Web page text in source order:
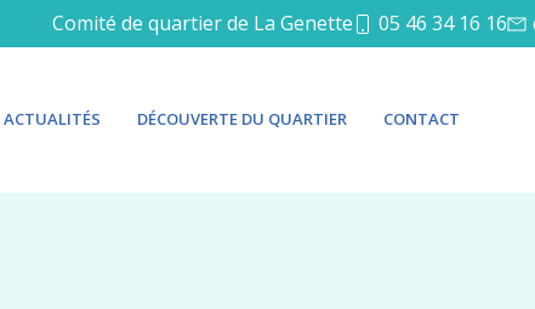
Comité de quartier de La Genette 05 46 34 16 16
ACTUALITÉS DÉCOUVERTE DU QUARTIER CONTACT